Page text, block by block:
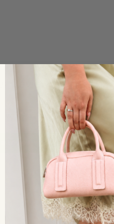
Reviews
write a review
review